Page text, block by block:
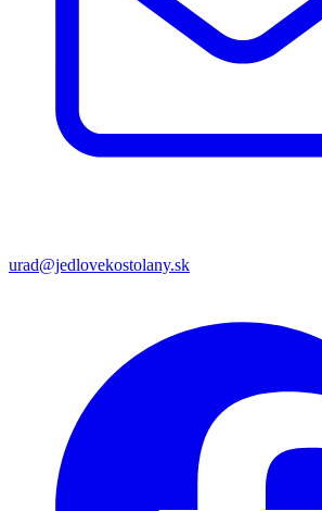
urad@jedlovekostolany.sk